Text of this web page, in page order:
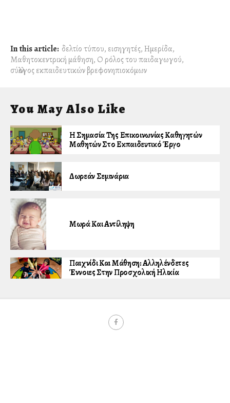
In this article: δελτίο τύπου, εισηγητές,Ημερίδα,
Μαθητοκεντρική μάθηση, Ο ρόλος του παιδαγωγού,
σύλλογος εκπαιδευτικών βρεφονηπιοκόμων
You May Also Like
Η Σημασία Της Επικοινωνίας Καθηγητών
Μαθητών Στο Εκπαιδευτικό Έργο
Δωρεάν Σεμινάρια
Μωρά Και Αντίληψη
Παιχνίδι Και Μάθηση: Αλληλένδετες
Έννοιες Στην Προσχολική Ηλικία